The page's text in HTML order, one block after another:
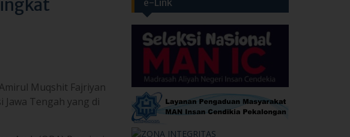
Muqshit Fajriyan
Tengah yang di
di Jawa Tengah.
Insan Cendekia
Layanan